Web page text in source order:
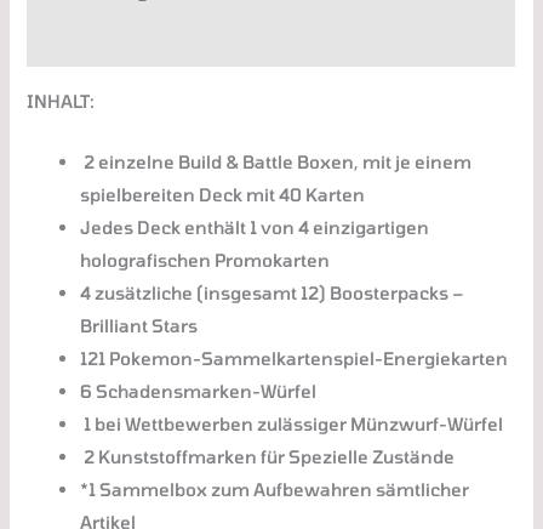
INHALT:
2 einzelne Build & Battle Boxen, mit je einem
spielbereiten Deck mit 40 Karten
Jedes Deck enthält 1 von 4 einzigartigen
holografischen Promokarten
4 zusätzliche (insgesamt 12) Boosterpacks –
Brilliant Stars
121 Pokemon-Sammelkartenspiel-Energiekarten
6 Schadensmarken-Würfel
1 bei Wettbewerben zulässiger Münzwurf-Würfel
2 Kunststoffmarken für Spezielle Zustände
*1 Sammelbox zum Aufbewahren sämtlicher
Artikel